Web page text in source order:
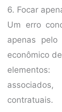
6. Focar
Um erro
apenas
econômico
contratuais.